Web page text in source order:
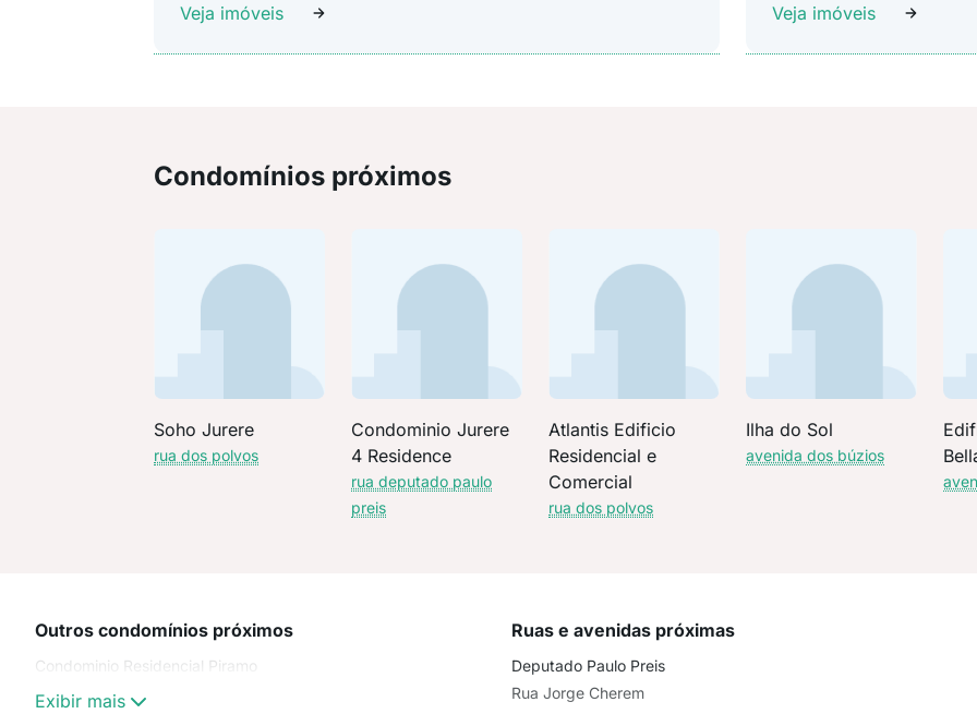
Veja imóveis Veja imóveis
Condomínios próximos
Soho Jurere
rua dos polvos
Condominio Jurere
4 Residence
rua deputado paulo
preis
Atlantis Edificio
Residencial e
Comercial
rua dos polvos
Ilha do Sol
avenida dos búzios
Outros condomínios próximos
Condominio Residencial Piramo
Exibir mais
Ruas e avenidas próximas
Deputado Paulo Preis
Rua Jorge Cherem